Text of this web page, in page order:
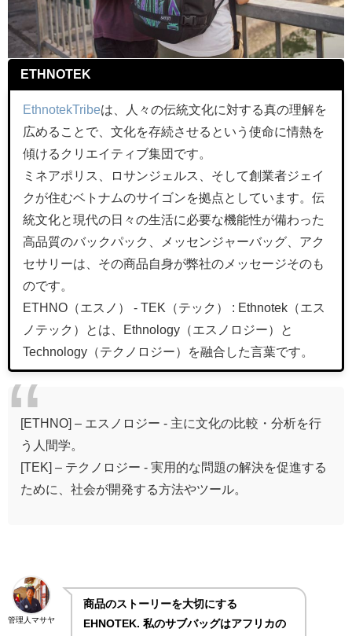
ETHNOTEK
EthnotekTribeは、人々の伝統文化に対する真の理解を
広めることで、文化を存続させるという使命に情熱を
傾けるクリエイティブ集団です。
ミネアポリス、ロサンジェルス、そして創業者ジェイ
クが住むベトナムのサイゴンを拠点としています。伝
統文化と現代の日々の生活に必要な機能性が備わった
高品質のバックパック、メッセンジャーバッグ、アク
セサリーは、その商品自身が弊社のメッセージそのも
のです。
ETHNO（エスノ） - TEK（テック） : Ethnotek（エス
ノテック）とは、Ethnology（エスノロジー）と
Technology（テクノロジー）を融合した言葉です。
[ETHNO] – エスノロジー - 主に文化の比較・分析を行
う人間学。
[TEK] – テクノロジー - 実用的な問題の解決を促進する
ために、社会が開発する方法やツール。
管理人マサヤ
商品のストーリーを大切にする
EHNOTEK. 私のサブバッグはアフリカの